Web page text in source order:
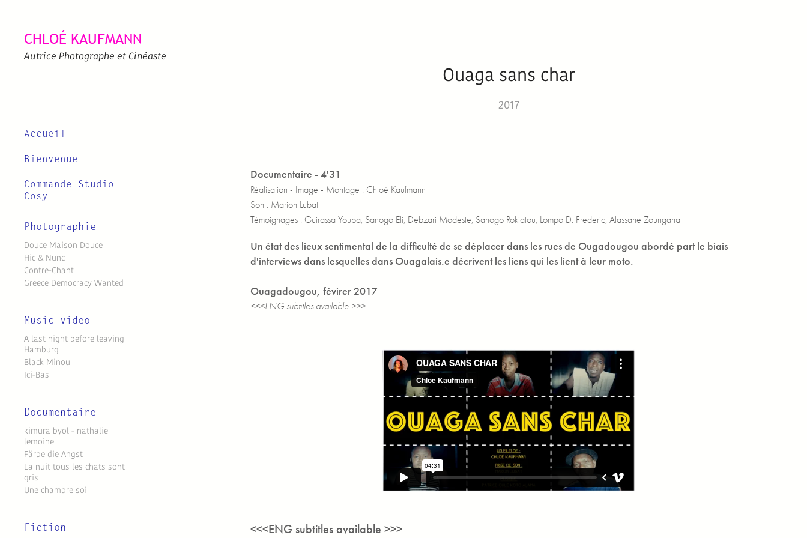
CHLOÉ KAUFMANN
Autrice Photographe et Cinéaste
Accueil
Bienvenue
Commande Studio
Cosy
Photographie
Douce Maison Douce
Hic & Nunc
Contre-Chant
Greece Democracy Wanted
Music video
A last night before leaving
Hamburg
Black Minou
Ici-Bas
Documentaire
kimura byol - nathalie
lemoine
Färbe die Angst
La nuit tous les chats sont
gris
Une chambre soi
Fiction
Ouaga sans char
2017
Documentaire - 4'31
Réalisation - Image - Montage : Chloé Kaufmann
Son : Marion Lubat
Témoignages : Guirassa Youba, Sanogo Eli, Debzari Modeste, Sanogo Rokiatou, Lompo D. Frederic, Alassane Zoungana
Un état des lieux sentimental de la difficulté de se déplacer dans les rues de Ougadougou abordé part le biais
d'interviews dans lesquelles dans Ouagalais.e décrivent les liens qui les lient à leur moto.
Ouagadougou, févirer 2017
<<<ENG subtitles available >>>
<<<ENG subtitles available >>>